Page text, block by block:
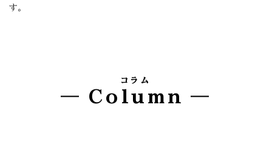
す。
コラム
Column